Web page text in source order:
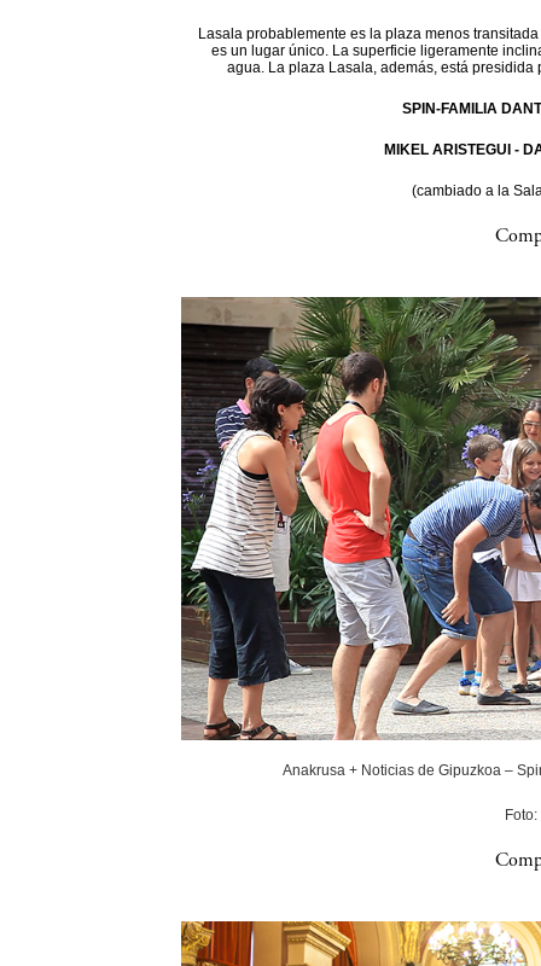
Lasala probablemente es la plaza menos
es un lugar único. La superficie ligeramente
agua. La plaza Lasala, además, está
SPIN-FAMILIA
MIKEL ARISTEGUI -
(cambiado a la
Anakrusa + Noticias de Gipuzkoa –